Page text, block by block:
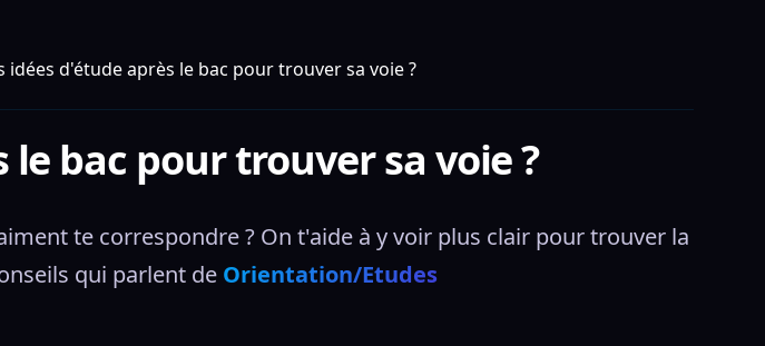
idées d'étude après le bac pour trouver sa voie ?
bac pour trouver sa voie ?
te correspondre ? On t'aide à y voir plus clair pour trouver la
qui parlent de Orientation/Etudes